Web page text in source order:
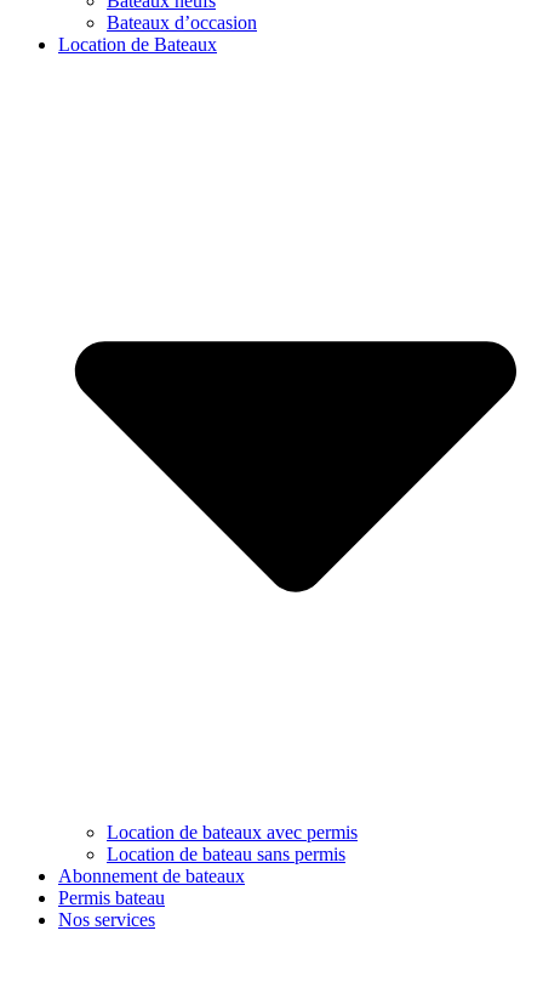
Bateaux d’occasion
Location de Bateaux
Location de bateaux avec permis
Location de bateau sans permis
Abonnement de bateaux
Permis bateau
Nos services